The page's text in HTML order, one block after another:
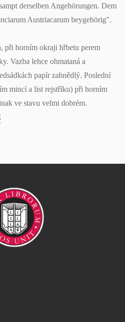
derselben Angehörungen. Dem
Austriacarum beygehörig".
při horním okraji hřbetu perem
Vazba lehce ohmataná a
papír zahnědlý. Poslední
mincí a list rejstříku) při horním
ve stavu velmi dobrém.